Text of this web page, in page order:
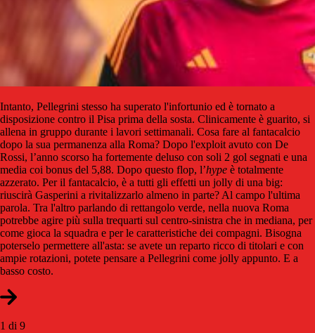
Intanto, Pellegrini stesso ha superato l'infortunio ed è tornato a
disposizione contro il Pisa prima della sosta. Clinicamente è guarito, si
allena in gruppo durante i lavori settimanali. Cosa fare al fantacalcio
dopo la sua permanenza alla Roma? Dopo l'exploit avuto con De
Rossi, l’anno scorso ha fortemente deluso con soli 2 gol segnati e una
media coi bonus del 5,88. Dopo questo flop, l’hype è totalmente
azzerato. Per il fantacalcio, è a tutti gli effetti un jolly di una big:
riuscirà Gasperini a rivitalizzarlo almeno in parte? Al campo l'ultima
parola. Tra l'altro parlando di rettangolo verde, nella nuova Roma
potrebbe agire più sulla trequarti sul centro-sinistra che in mediana, per
come gioca la squadra e per le caratteristiche dei compagni. Bisogna
poterselo permettere all'asta: se avete un reparto ricco di titolari e con
ampie rotazioni, potete pensare a Pellegrini come jolly appunto. E a
basso costo.
1 di 9